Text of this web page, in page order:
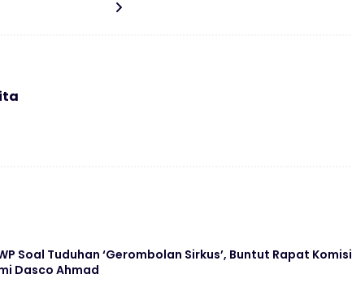
Soal Tuduhan ‘Gerombolan Sirkus’, Buntut Rapat Komisi
Dasco Ahmad